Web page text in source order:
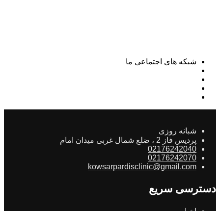
شبکه های اجتماعی ما
شبانه روزی
پردیس فاز 2 ، ضلع شمال غربی میدان امام
02176242040
02176242070
kowsarpardisclinic@gmail.com
دسترسی سریع